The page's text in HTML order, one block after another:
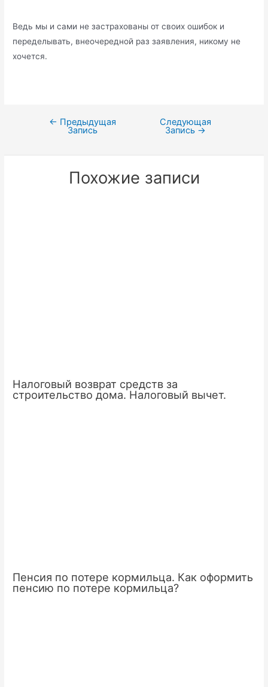
Ведь мы и сами не застрахованы от своих ошибок и
переделывать, внеочередной раз заявления, никому не
хочется.
Навигация
записям
← Предыдущая
Запись
Следующая
Запись →
Похожие записи
Налоговый возврат средств за
строительство дома. Налоговый вычет.
Пенсия по потере кормильца. Как оформить
пенсию по потере кормильца?